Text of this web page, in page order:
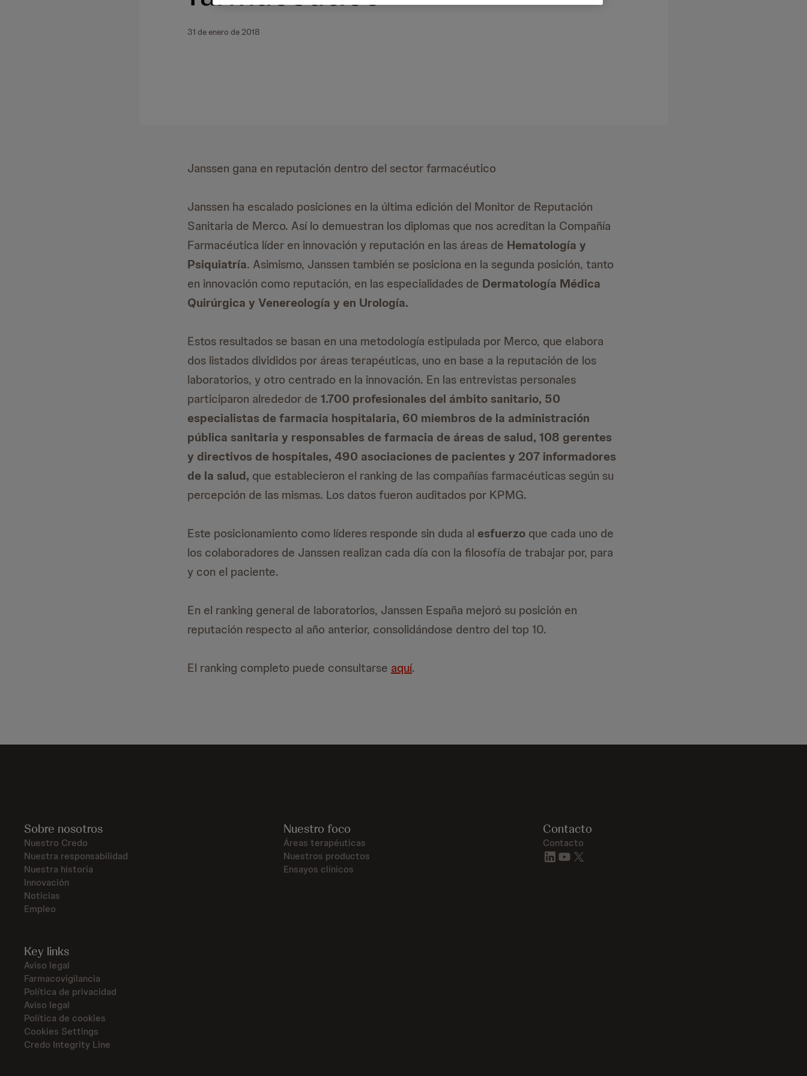
31 de enero de 2018
Janssen gana en reputación dentro del sector farmacéutico
Janssen ha escalado posiciones en la última edición del Monitor de Reputación
Sanitaria de Merco. Así lo demuestran los diplomas que nos acreditan la Compañía
Farmacéutica líder en innovación y reputación en las áreas de Hematología y
Psiquiatría. Asimismo, Janssen también se posiciona en la segunda posición, tanto
en innovación como reputación, en las especialidades de Dermatología Médica
Quirúrgica y Venereología y en Urología.
Estos resultados se basan en una metodología estipulada por Merco, que elabora
dos listados divididos por áreas terapéuticas, uno en base a la reputación de los
laboratorios, y otro centrado en la innovación. En las entrevistas personales
participaron alrededor de 1.700 profesionales del ámbito sanitario, 50
especialistas de farmacia hospitalaria, 60 miembros de la administración
pública sanitaria y responsables de farmacia de áreas de salud, 108 gerentes
y directivos de hospitales, 490 asociaciones de pacientes y 207 informadores
de la salud, que establecieron el ranking de las compañías farmacéuticas según su
percepción de las mismas. Los datos fueron auditados por KPMG.
Este posicionamiento como líderes responde sin duda al esfuerzo que cada uno de
los colaboradores de Janssen realizan cada día con la filosofía de trabajar por, para
y con el paciente.
En el ranking general de laboratorios, Janssen España mejoró su posición en
reputación respecto al año anterior, consolidándose dentro del top 10.
El ranking completo puede consultarse aquí.
Sobre nosotros
Nuestro Credo
Nuestra responsabilidad
Nuestra historia
Innovación
Noticias
Empleo
Nuestro foco
Áreas terapéuticas
Nuestros productos
Ensayos clínicos
Contacto
Contacto
linkedinyoutube
Key links
Aviso legal
Farmacovigilancia
Política de privacidad
Aviso legal
Política de cookies
Cookies Settings
Credo Integrity Line